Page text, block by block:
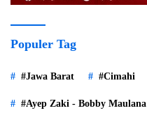
Populer Tag
#Jawa Barat #Cimahi
#Ayep Zaki - Bobby Maulana